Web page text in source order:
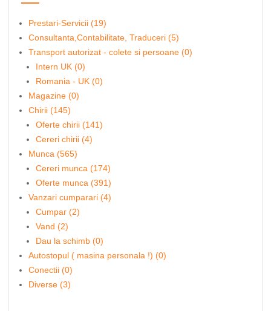
Prestari-Servicii (19)
Consultanta,Contabilitate, Traduceri (5)
Transport autorizat - colete si persoane (0)
Intern UK (0)
Romania - UK (0)
Magazine (0)
Chirii (145)
Oferte chirii (141)
Cereri chirii (4)
Munca (565)
Cereri munca (174)
Oferte munca (391)
Vanzari cumparari (4)
Cumpar (2)
Vand (2)
Dau la schimb (0)
Autostopul ( masina personala !) (0)
Conectii (0)
Diverse (3)